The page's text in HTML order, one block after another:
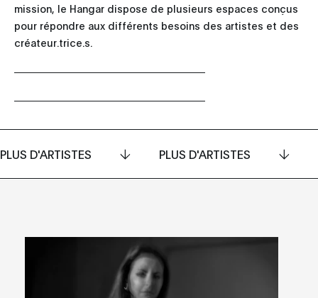
mission, le Hangar dispose de plusieurs espaces conçus
pour répondre aux différents besoins des artistes et des
créateur.trice.s.
PLUS D'ARTISTES PLUS D'ARTISTES